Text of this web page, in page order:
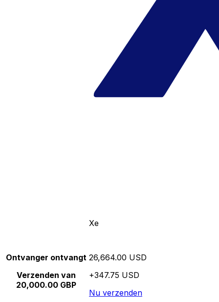
Xe
Ontvanger ontvangt
Verzenden van
20,000.00 GBP
26,664.00 USD
+347.75 USD
Nu verzenden